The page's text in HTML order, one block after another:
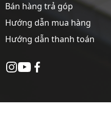
Bán hàng trả góp
Hướng dẫn mua hàng
Hướng dẫn thanh toán